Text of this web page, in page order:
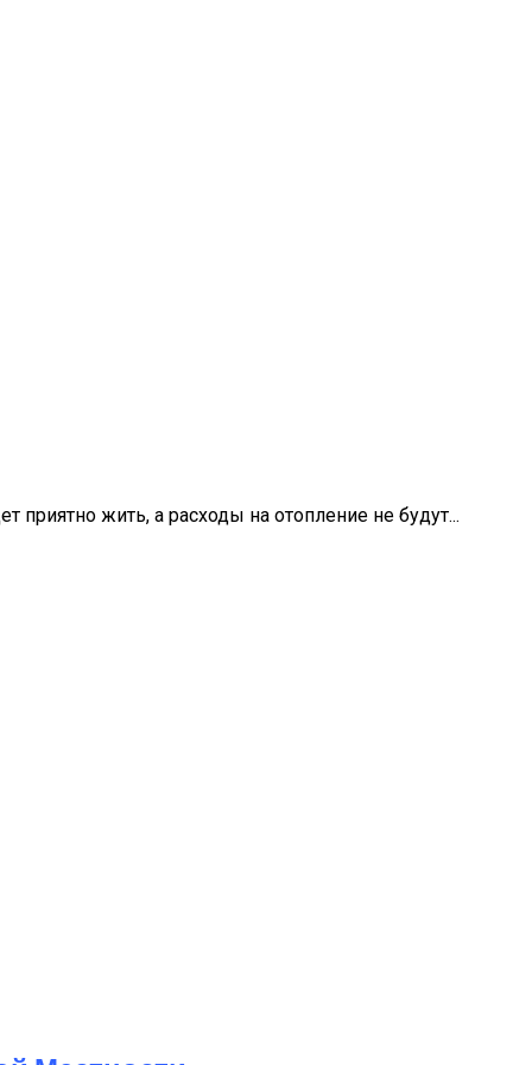
жить, а расходы на отопление не будут...